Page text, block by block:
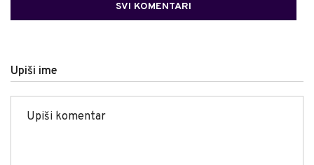
SVI KOMENTARI
Upiši ime